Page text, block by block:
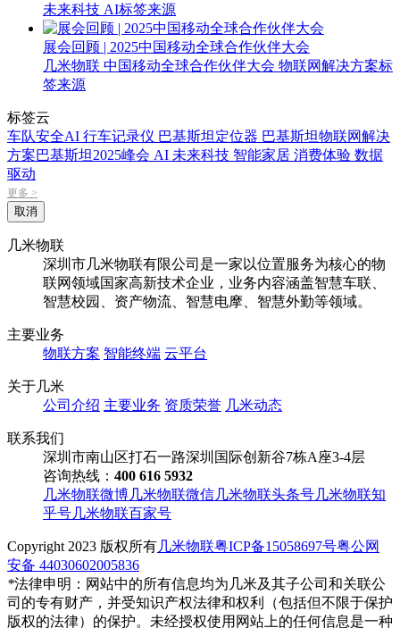
未来科技 AI标签来源
展会回顾 | 2025中国移动全球合作伙伴大会
几米物联 中国移动全球合作伙伴大会 物联网解决方案标
签来源
标签云
车队安全AI 行车记录仪 巴基斯坦定位器 巴基斯坦物联网解决
方案巴基斯坦2025峰会 AI 未来科技 智能家居 消费体验 数据
驱动
更多 >
取消
几米物联
深圳市几米物联有限公司是一家以位置服务为核心的物
联网领域国家高新技术企业，业务内容涵盖智慧车联、
智慧校园、资产物流、智慧电摩、智慧外勤等领域。
主要业务
物联方案 智能终端 云平台
关于几米
公司介绍 主要业务 资质荣誉 几米动态
联系我们
深圳市南山区打石一路深圳国际创新谷7栋A座3-4层
咨询热线： 400 616 5932
几米物联微博几米物联微信几米物联头条号几米物联知
乎号几米物联百家号
Copyright 2023 版权所有几米物联粤ICP备15058697号粤公网
安备 44030602005836
*法律申明：网站中的所有信息均为几米及其子公司和关联公
司的专有财产，并受知识产权法律和权利（包括但不限于保护
版权的法律）的保护。未经授权使用网站上的任何信息是一种